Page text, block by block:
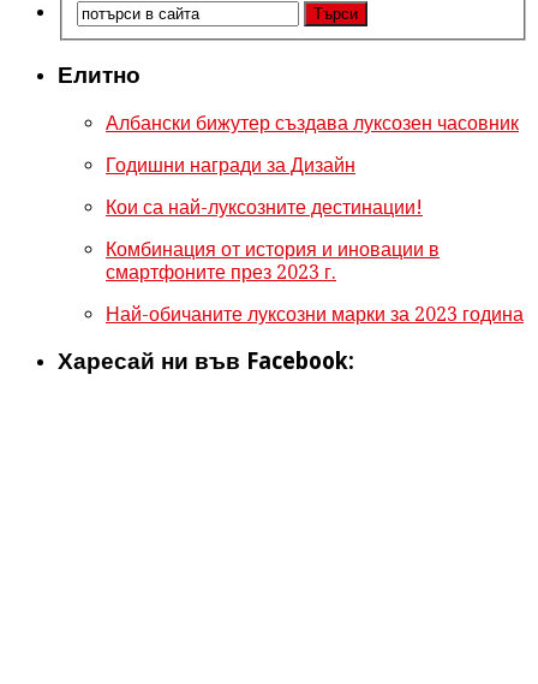
Елитно
Албански бижутер създава луксозен часовник
Годишни награди за Дизайн
Кои са най-луксозните дестинации!
Комбинация от история и иновации в
смартфоните през 2023 г.
Най-обичаните луксозни марки за 2023 година
Харесай ни във Facebook: